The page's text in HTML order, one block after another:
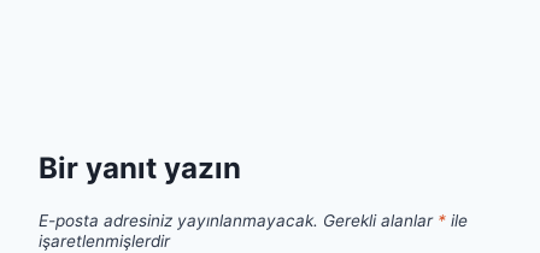
Bir yanıt yazın
E-posta adresiniz yayınlanmayacak. Gerekli alanlar * ile
işaretlenmişlerdir